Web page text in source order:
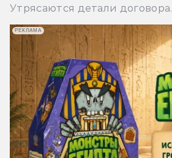
Утрясаются детали договора.
РЕКЛАМА